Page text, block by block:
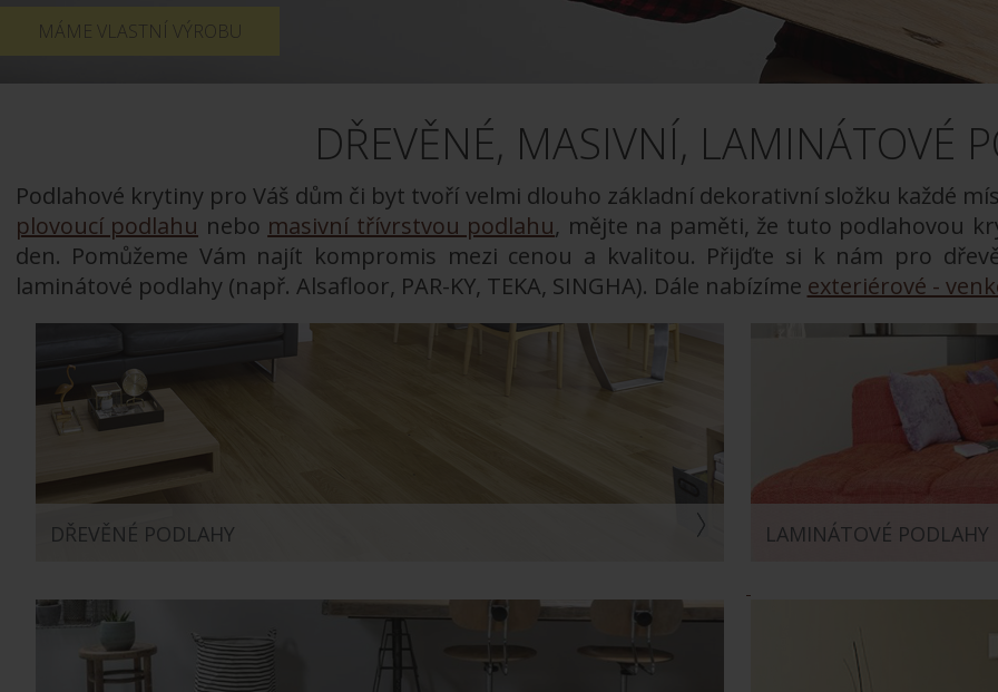
MÁME VLASTNÍ VÝROBU
DŘEVĚNÉ, MASIVNÍ, LAMINÁTOVÉ
Podlahové krytiny pro Váš dům či byt tvoří velmi dlouho základní dekorativní složku každé
plovoucí podlahu nebo masivní třívrstvou podlahu, mějte na paměti, že tuto podlahovou
den. Pomůžeme Vám najít kompromis mezi cenou a kvalitou. Přijďte si k nám pro
laminátové podlahy (např. Alsafloor, PAR-KY, TEKA, SINGHA). Dále nabízíme exteriérové -
DŘEVĚNÉ PODLAHY LAMINÁTOVÉ PODLAHY